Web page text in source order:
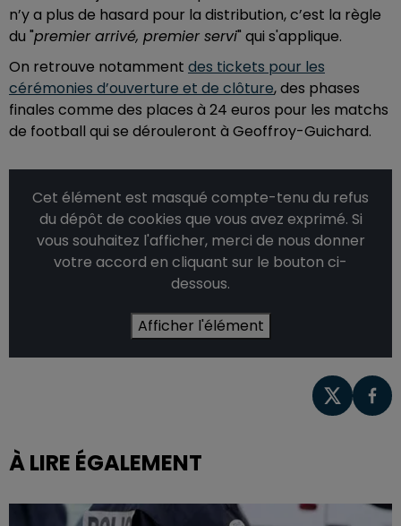
n’y a plus de hasard pour la distribution, c’est la règle
du "premier arrivé, premier servi" qui s'applique.
On retrouve notamment des tickets pour les
cérémonies d’ouverture et de clôture, des phases
finales comme des places à 24 euros pour les matchs
de football qui se dérouleront à Geoffroy-Guichard.
Cet élément est masqué compte-tenu du refus
du dépôt de cookies que vous avez exprimé. Si
vous souhaitez l'afficher, merci de nous donner
votre accord en cliquant sur le bouton ci-
dessous.
Afficher l'élément
À LIRE ÉGALEMENT